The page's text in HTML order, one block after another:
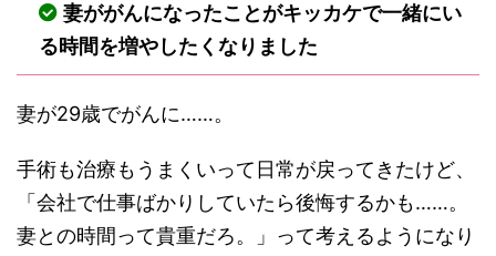
妻ががんになったことがキッカケで一緒にい
る時間を増やしたくなりました
妻が29歳でがんに……。
手術も治療もうまくいって日常が戻ってきたけど、
「会社で仕事ばかりしていたら後悔するかも……。
妻との時間って貴重だろ。」って考えるようになり